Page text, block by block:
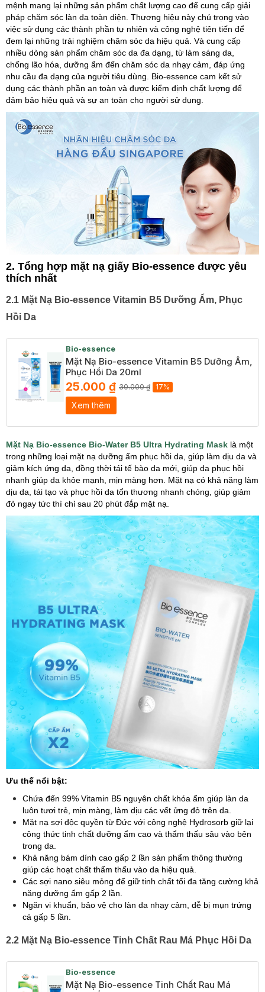
mệnh mang lại những sản phẩm chất lượng cao để cung cấp giải
pháp chăm sóc làn da toàn diện. Thương hiệu này chú trọng vào
việc sử dụng các thành phần tự nhiên và công nghệ tiên tiến để
đem lại những trải nghiệm chăm sóc da hiệu quả. Và cung cấp
nhiều dòng sản phẩm chăm sóc da đa dạng, từ làm sáng da,
chống lão hóa, dưỡng ẩm đến chăm sóc da nhạy cảm, đáp ứng
nhu cầu đa dạng của người tiêu dùng. Bio-essence cam kết sử
dụng các thành phần an toàn và được kiểm định chất lượng để
đảm bảo hiệu quả và sự an toàn cho người sử dụng.
2. Tổng hợp mặt nạ giấy Bio-essence được yêu
thích nhất
2.1 Mặt Nạ Bio-essence Vitamin B5 Dưỡng Ẩm, Phục
Hồi Da
Bio-essence
Mặt Nạ Bio-essence Vitamin B5 Dưỡng Ẩm,
Phục Hồi Da 20ml
25.000 ₫ 30.000 ₫ 17%
Xem thêm
Mặt Nạ Bio-essence Bio-Water B5 Ultra Hydrating Mask là một
trong những loại mặt nạ dưỡng ẩm phục hồi da, giúp làm dịu da và
giảm kích ứng da, đồng thời tái tế bào da mới, giúp da phục hồi
nhanh giúp da khỏe mạnh, mịn màng hơn. Mặt nạ có khả năng làm
dịu da, tái tạo và phục hồi da tổn thương nhanh chóng, giúp giảm
đỏ ngay tức thì chỉ sau 20 phút đắp mặt nạ.
Ưu thế nổi bật:
Chứa đến 99% Vitamin B5 nguyên chất khóa ẩm giúp làn da
luôn tươi trẻ, mịn màng, làm dịu các vết ửng đỏ trên da.
Mặt nạ sợi độc quyền từ Đức với công nghệ Hydrosorb giữ lại
công thức tinh chất dưỡng ẩm cao và thẩm thấu sâu vào bên
trong da.
Khả năng bám dính cao gấp 2 lần sản phẩm thông thường
giúp các hoạt chất thẩm thấu vào da hiệu quả.
Các sợi nano siêu mỏng để giữ tinh chất tối đa tăng cường khả
năng dưỡng ẩm gấp 2 lần.
Ngăn vi khuẩn, bảo vệ cho làn da nhạy cảm, dễ bị mụn trứng
cá gấp 5 lần.
2.2 Mặt Nạ Bio-essence Tinh Chất Rau Má Phục Hồi Da
Bio-essence
Mặt Nạ Bio-essence Tinh Chất Rau Má